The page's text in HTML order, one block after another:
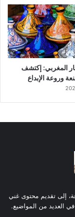
لنبذ العنف
اللامبالاة
الدفاع
خطاب
اليوم العالمي
إنهللعيش
المغربي: إكتشف
وروعة الإبداع
إلى تقديم محتوى غني
العديد من المواضيع.